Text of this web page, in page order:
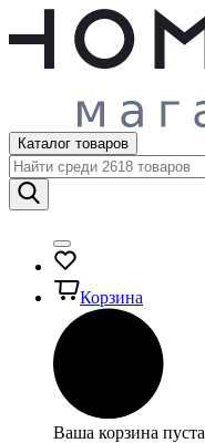
Каталог товаров
Корзина
Ваша корзина пуста